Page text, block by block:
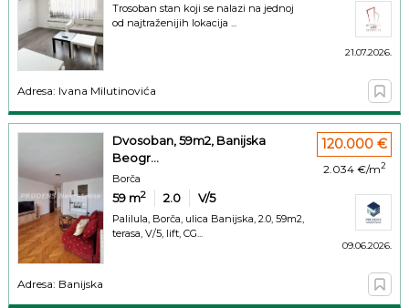
Trosoban stan koji se nalazi na jednoj
od najtraženijih lokacija ...
21.07.2026.
Adresa: Ivana Milutinovića
Dvosoban, 59m2, Banijska
Beogr...
Borča
59 m2 2.0 V/5
Palilula, Borča, ulica Banijska, 2.0, 59m2,
terasa, V/5, lift, CG...
120.000 €
2.034 €/m2
09.06.2026.
Adresa: Banijska